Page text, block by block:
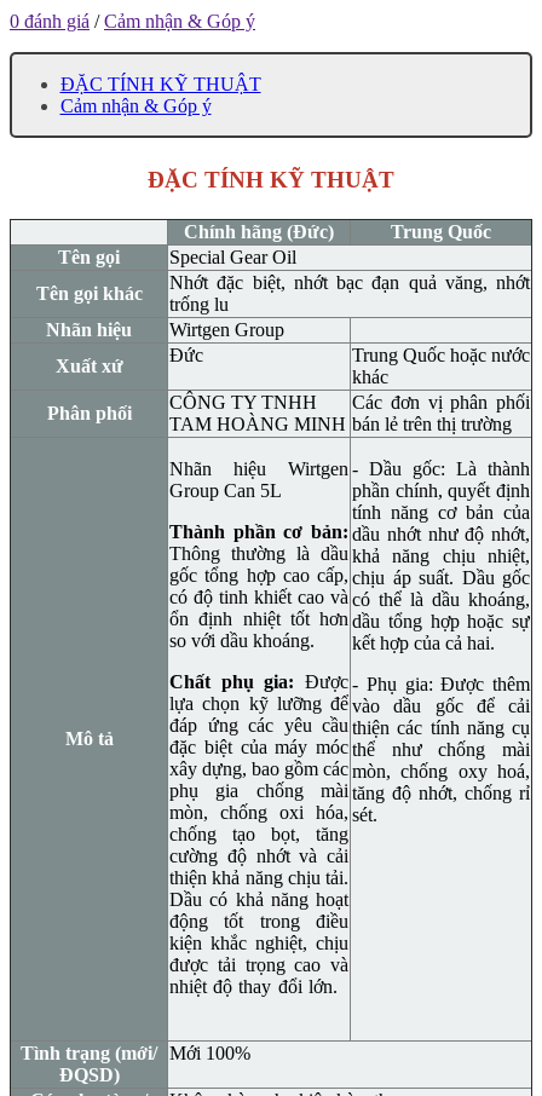
0 đánh giá /Cảm nhận & Góp ý
ĐẶC TÍNH KỸ THUẬT
Cảm nhận & Góp ý
ĐẶC TÍNH KỸ THUẬT
Chính hãng (Đức)
Trung Quốc
Tên gọi
Special Gear Oil
Tên gọi khác
Nhớt đặc biệt, nhớt bạc đạn quả văng, nhớt
trống lu
Nhãn hiệu
Wirtgen Group
Xuất xứ
Đức
Trung Quốc hoặc nước
khác
Phân phối
CÔNG TY TNHH
TAM HOÀNG MINH
Các đơn vị phân phối
bán lẻ trên thị trường
Mô tả
Nhãn hiệu Wirtgen
Group Can 5L
Thành phần cơ bản:
Thông thường là dầu
gốc tổng hợp cao cấp,
có độ tinh khiết cao và
ổn định nhiệt tốt hơn
so với dầu khoáng.
Chất phụ gia: Được
lựa chọn kỹ lưỡng để
đáp ứng các yêu cầu
đặc biệt của máy móc
xây dựng, bao gồm các
phụ gia chống mài
mòn, chống oxi hóa,
chống tạo bọt, tăng
cường độ nhớt và cải
thiện khả năng chịu tải.
Dầu có khả năng hoạt
động tốt trong điều
kiện khắc nghiệt, chịu
được tải trọng cao và
nhiệt độ thay đổi lớn.
- Dầu gốc: Là thành
phần chính, quyết định
tính năng cơ bản của
dầu nhớt như độ nhớt,
khả năng chịu nhiệt,
chịu áp suất. Dầu gốc
có thể là dầu khoáng,
dầu tổng hợp hoặc sự
kết hợp của cả hai.
- Phụ gia: Được thêm
vào dầu gốc để cải
thiện các tính năng cụ
thể như chống mài
mòn, chống oxy hoá,
tăng độ nhớt, chống rỉ
sét.
Tình trạng (mới/
ĐQSD)
Mới 100%